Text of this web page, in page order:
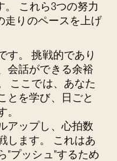
。 これら3つの努力
走りのペースを上げ
す。 挑戦的であり
会話ができる余裕
ここでは、あなた
とを学び、日ごと
。
アップし、心拍数
します。 これはあ
"プッシュ"するため